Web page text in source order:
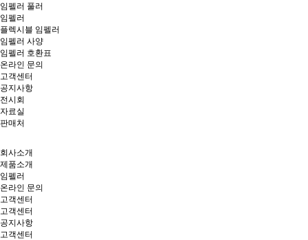
임펠러 풀러
임펠러
플렉시블 임펠러
임펠러 사양
임펠러 호환표
온라인 문의
고객센터
공지사항
전시회
자료실
판매처
회사소개
제품소개
임펠러
온라인 문의
고객센터
고객센터
공지사항
고객센터